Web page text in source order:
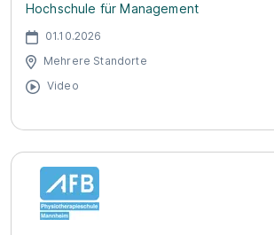
Hochschule für Management
01.10.2026
Mehrere Standorte
Video